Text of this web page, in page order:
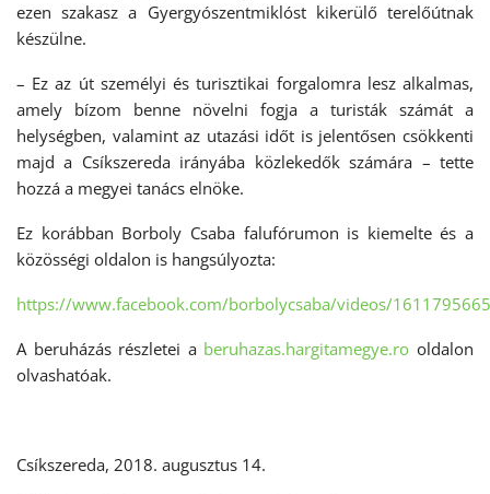
ezen szakasz a Gyergyószentmiklóst kikerülő terelőútnak
készülne.
– Ez az út személyi és turisztikai forgalomra lesz alkalmas,
amely bízom benne növelni fogja a turisták számát a
helységben, valamint az utazási időt is jelentősen csökkenti
majd a Csíkszereda irányába közlekedők számára – tette
hozzá a megyei tanács elnöke.
Ez korábban Borboly Csaba falufórumon is kiemelte és a
közösségi oldalon is hangsúlyozta:
https://www.facebook.com/borbolycsaba/videos/
A beruházás részletei a beruhazas.hargitamegye.ro oldalon
olvashatóak.
Csíkszereda, 2018. augusztus 14.